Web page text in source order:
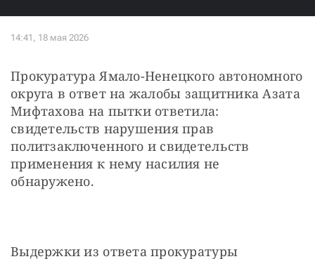
Прокуратура Ямало-Ненецкого автономного
округа в ответ на жалобы защитника Азата
Мифтахова на пытки ответила:
свидетельств нарушения прав
политзаключенного и свидетельств
применения к нему насилия не
обнаружено.